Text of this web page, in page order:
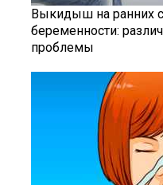
Выкидыш на ранних
беременности:
проблемы